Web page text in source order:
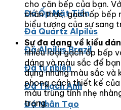
Đá Ốp Mặt Tiền
Đá Quartz Alpilus
Đá Alpilus Brazil
Đá tự nhiên
Đá Thạch Anh
Đá Nhân Tạo
cho căn bếp của bạn.
chân thực, gạch ốp bếp
biểu tượng của sự sang
Sự đa dạng về kiểu
nhiều loại gạch ốp bếp
dáng và màu sắc để
dụng những màu sắc và
phong cách thiết kế
màu trung tính nhẹ
trọng.